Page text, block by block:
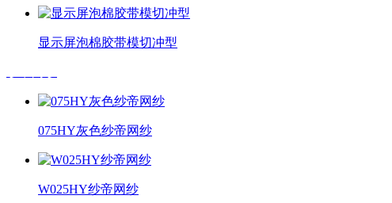
显示屏泡棉胶带模切冲型
075HY灰色纱帝网纱
W025HY纱帝网纱